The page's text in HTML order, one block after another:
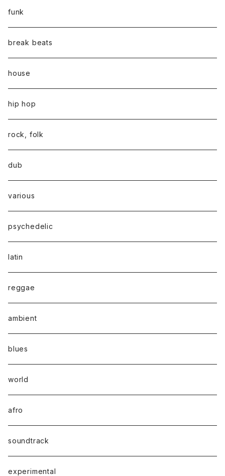
funk
break beats
house
hip hop
rock, folk
dub
various
psychedelic
latin
reggae
ambient
blues
world
afro
soundtrack
experimental